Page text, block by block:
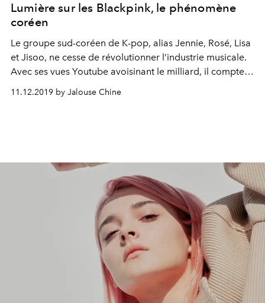
Lumière sur les Blackpink, le phénomène
coréen
Le groupe sud-coréen de K-pop, alias Jennie, Rosé, Lisa
et Jisoo, ne cesse de révolutionner l’industrie musicale.
Avec ses vues Youtube avoisinant le milliard, il compte le
plus grand nombre d’abonnés au monde (31,4 millions).
Que ce soit avec le single “Ddu-Du Ddu-Du” ou l’album
11.12.2019 by Jalouse Chine